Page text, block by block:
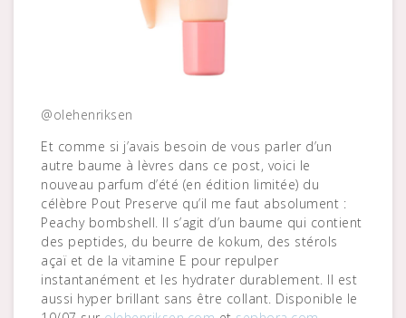
@olehenriksen
Et comme si j’avais besoin de vous parler d’un
autre baume à lèvres dans ce post, voici le
nouveau parfum d’été (en édition limitée) du
célèbre Pout Preserve qu’il me faut absolument :
Peachy bombshell. Il s’agit d’un baume qui contient
des peptides, du beurre de kokum, des stérols
açaï et de la vitamine E pour repulper
instantanément et les hydrater durablement. Il est
aussi hyper brillant sans être collant. Disponible le